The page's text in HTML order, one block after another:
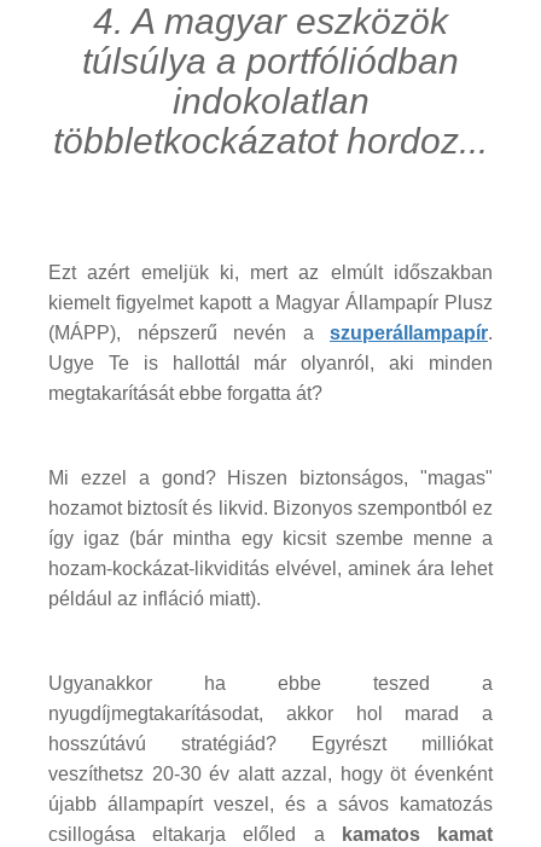
4. A magyar eszközök
túlsúlya a portfóliódban
indokolatlan
többletkockázatot hordoz...
Ezt azért emeljük ki, mert az elmúlt időszakban
kiemelt figyelmet kapott a Magyar Állampapír Plusz
(MÁPP), népszerű nevén a szuperállampapír.
Ugye Te is hallottál már olyanról, aki minden
megtakarítását ebbe forgatta át?
Mi ezzel a gond? Hiszen biztonságos, "magas"
hozamot biztosít és likvid. Bizonyos szempontból ez
így igaz (bár mintha egy kicsit szembe menne a
hozam-kockázat-likviditás elvével, aminek ára lehet
például az infláció miatt).
Ugyanakkor ha ebbe teszed a
nyugdíjmegtakarításodat, akkor hol marad a
hosszútávú stratégiád? Egyrészt milliókat
veszíthetsz 20-30 év alatt azzal, hogy öt évenként
újabb állampapírt veszel, és a sávos kamatozás
csillogása eltakarja előled a
kamatos kamat